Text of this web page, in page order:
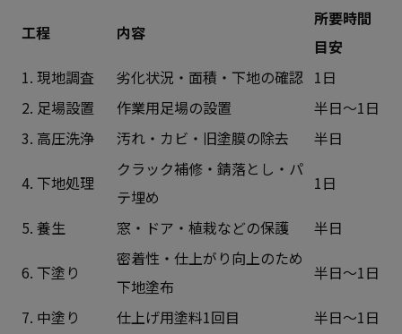
工程 内容
所要時間
目安
1. 現地調査
劣化状況・面積・下地の確認 1日
2. 足場設置
作業用足場の設置
半日～1日
3. 高圧洗浄
汚れ・カビ・旧塗膜の除去 半日
4. 下地処理
クラック補修・錆落とし・パ
テ埋め
1日
5. 養生 窓・ドア・植栽などの保護 半日
6. 下塗り
密着性・仕上がり向上のため
下地塗布
半日～1日
7. 中塗り 仕上げ用塗料1回目
半日～1日